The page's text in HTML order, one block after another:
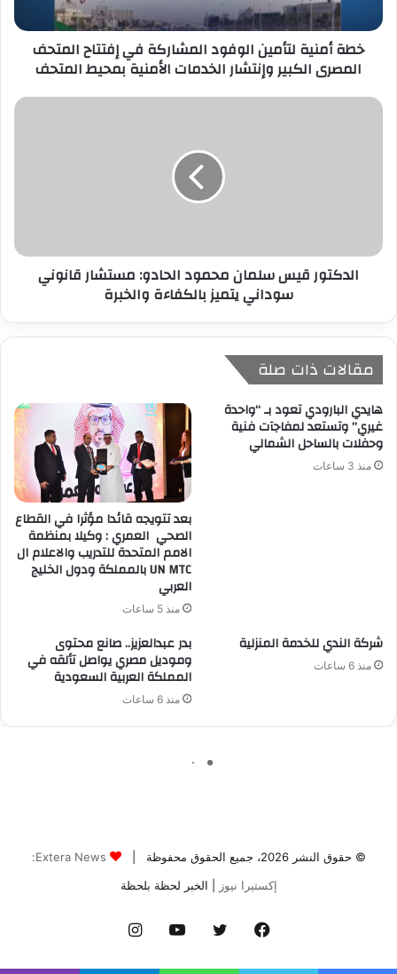
© حقوق النشر 2026، جميع الحقوق محفوظة |
Extera News:
إكستيرا نيوز
| الخبر لحظة بلحظة
فيسبوك تويتر يوتيوب